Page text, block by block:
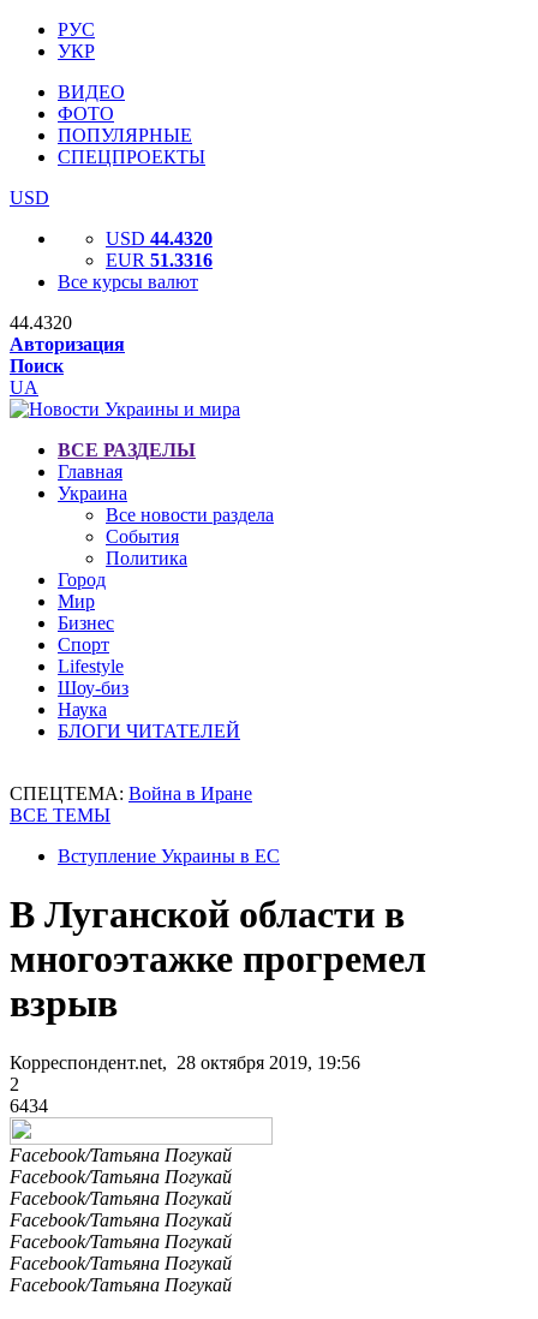
РУС
УКР
ВИДЕО
ФОТО
ПОПУЛЯРНЫЕ
СПЕЦПРОЕКТЫ
USD
USD 44.4320
EUR 51.3316
Все курсы валют
44.4320
Авторизация
Поиск
UA
ВСЕ РАЗДЕЛЫ
Главная
Украина
Все новости раздела
События
Политика
Город
Мир
Бизнес
Спорт
Lifestyle
Шоу-биз
Наука
БЛОГИ ЧИТАТЕЛЕЙ
СПЕЦТЕМА: Война в Иране
ВСЕ ТЕМЫ
Вступление Украины в ЕС
В Луганской области в
многоэтажке прогремел
взрыв
Корреспондент.net, 28 октября 2019, 19:56
2
6434
Facebook/Татьяна Погукай
Facebook/Татьяна Погукай
Facebook/Татьяна Погукай
Facebook/Татьяна Погукай
Facebook/Татьяна Погукай
Facebook/Татьяна Погукай
Facebook/Татьяна Погукай